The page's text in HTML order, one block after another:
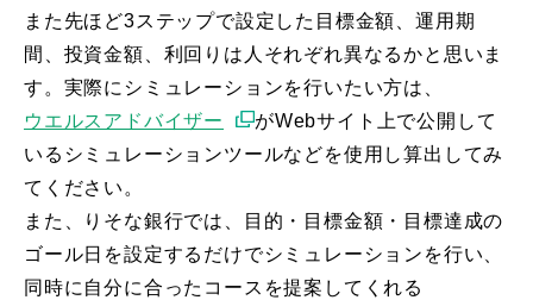
また先ほど3ステップで設定した目標金額、運用期
間、投資金額、利回りは人それぞれ異なるかと思いま
す。実際にシミュレーションを行いたい方は、
ウエルスアドバイザー
がWebサイト上で公開して
いるシミュレーションツールなどを使用し算出してみ
てください。
また、りそな銀行では、目的・目標金額・目標達成の
ゴール日を設定するだけでシミュレーションを行い、
同時に自分に合ったコースを提案してくれる